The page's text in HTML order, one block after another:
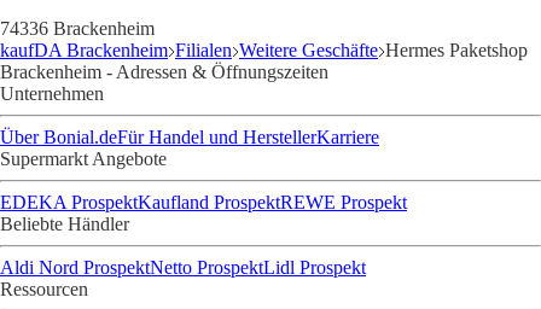
74336 Brackenheim
kaufDA Brackenheim Filialen Weitere Geschäfte Hermes Paketshop
Brackenheim - Adressen & Öffnungszeiten
Unternehmen
Über Bonial.deFür Handel und HerstellerKarriere
Supermarkt Angebote
EDEKA ProspektKaufland ProspektREWE Prospekt
Beliebte Händler
Aldi Nord ProspektNetto ProspektLidl Prospekt
Ressourcen